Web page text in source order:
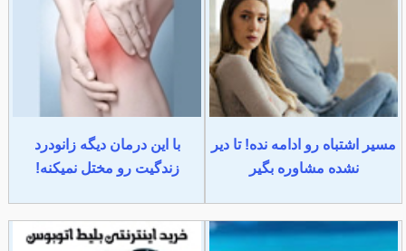
مسیر اشتباه رو ادامه نده! تا دیر
نشده مشاوره بگیر
با این درمان دیگه زانودرد
زندگیت رو مختل نمیکنه!